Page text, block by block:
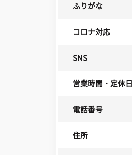
ふりがな
コロナ対応
SNS
営業時間・定休日
電話番号
住所